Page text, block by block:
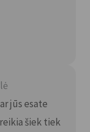
jūs esate
šiek tiek